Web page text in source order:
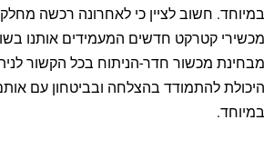
במיוחד. חשוב לציין כי לאחרונה רכשה
מכשירי קטרקט חדשים המעמידים אותנו
מבחינת מכשור חדר-הניתוח בכל הקשור
היכולת להתמודד בהצלחה ובביטחון עם
במיוחד.